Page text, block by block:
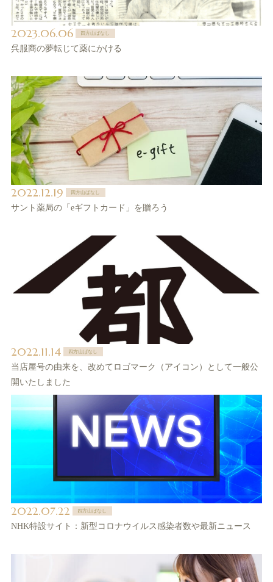
2023.06.06 四方山ばなし
呉服商の夢転じて薬にかける
2022.12.19 四方山ばなし
サント薬局の「eギフトカード」を贈ろう
2022.11.14 四方山ばなし
当店屋号の由来を、改めてロゴマーク（アイコン）として一般公
開いたしました
2022.07.22 四方山ばなし
NHK特設サイト：新型コロナウイルス感染者数や最新ニュース